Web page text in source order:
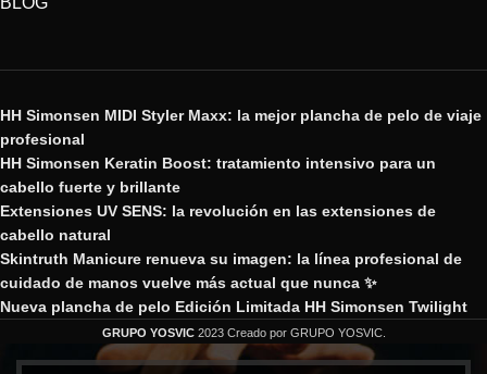
HH Simonsen MIDI Styler Maxx: la mejor plancha de pelo de viaje
profesional
HH Simonsen Keratin Boost: tratamiento intensivo para un
cabello fuerte y brillante
Extensiones UV SENS: la revolución en las extensiones de
cabello natural
Skintruth Manicure renueva su imagen: la línea profesional de
cuidado de manos vuelve más actual que nunca ✨
Nueva plancha de pelo Edición Limitada HH Simonsen Twilight
GRUPO YOSVIC 2023 Creado por GRUPO YOSVIC.